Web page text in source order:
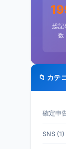
総記
数
📁 カテ
確定申
SNS (1)